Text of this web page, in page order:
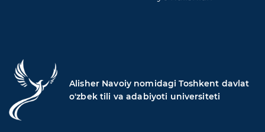
Alisher Navoiy nomidagi Toshkent davlat
o'zbek tili va adabiyoti universiteti